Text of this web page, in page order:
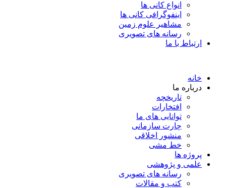
انواع کانی ها
اینفوگرافی کانی ها
مشاهیر علوم زمین
رسانه های تصویری
ارتباط با ما
خانه
درباره ما
تاریخچه
افتخارات
توانایی های ما
چارت سازمانی
منشور اخلاقی
خط مشی
پروژه ها
علمی و پژوهشی
رسانه های تصویری
کتب و مقالات